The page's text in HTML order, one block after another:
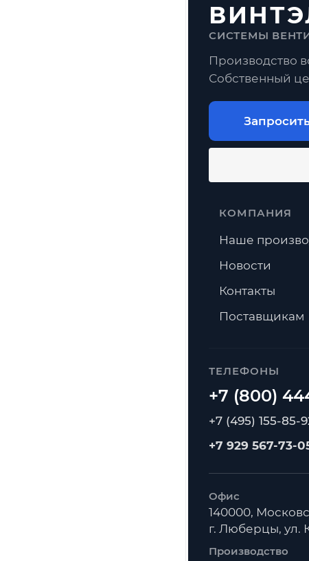
СИСТЕМЫ
Производство
Собственный
ТЕЛЕФОНЫ
+7 (495) 155-85-
+7 929 567-73-
Офис
140000,
г. Люберцы, ул.
Производство
КОМПАНИЯ
Наше
Новости
Контакты
Поставщикам